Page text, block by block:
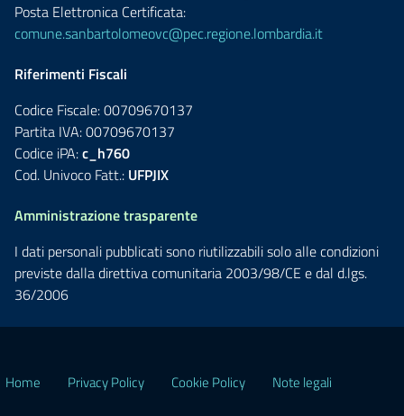
Posta Elettronica Certificata:
comune.sanbartolomeovc@pec.regione.lombardia.it
Riferimenti Fiscali
Codice Fiscale: 00709670137
Partita IVA: 00709670137
Codice iPA:c_h760
Cod. Univoco Fatt.: UFPJIX
Amministrazione trasparente
I dati personali pubblicati sono riutilizzabili solo alle condizioni
previste dalla direttiva comunitaria 2003/98/CE e dal d.lgs.
36/2006
Home Privacy Policy Cookie Policy Note legali